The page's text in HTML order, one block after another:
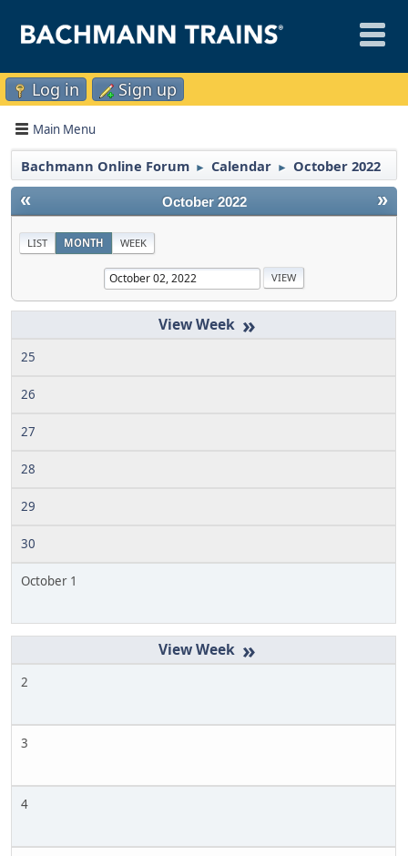
Log in Sign up
Main Menu
Bachmann Online Forum ► Calendar ► October 2022
« »
October 2022
LIST MONTH WEEK
»
25
26
27
28
29
30
October 1
»
2
3
4